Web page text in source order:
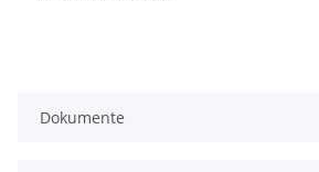
Dokumente